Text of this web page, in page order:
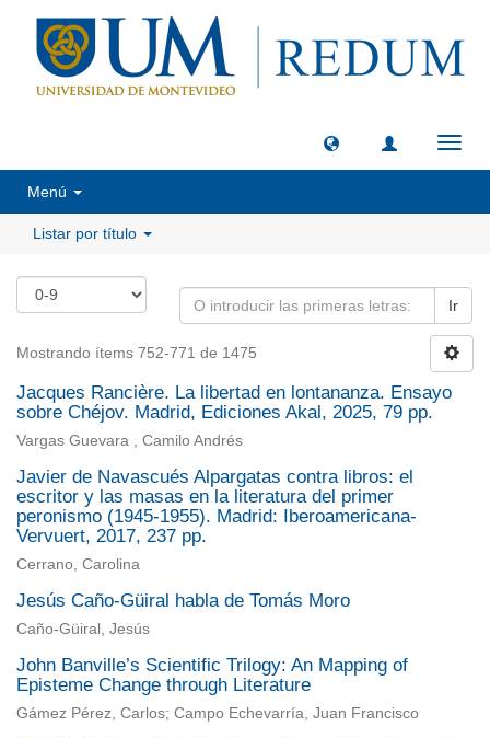
Menú
Listar por título
Ir
Mostrando ítems 752-771 de 1475
Jacques Rancière. La libertad en lontananza. Ensayo
sobre Chéjov. Madrid, Ediciones Akal, 2025, 79 pp.
Vargas Guevara , Camilo Andrés
Javier de Navascués Alpargatas contra libros: el
escritor y las masas en la literatura del primer
peronismo (1945-1955). Madrid: Iberoamericana-
Vervuert, 2017, 237 pp.
Cerrano, Carolina
Jesús Caño-Güiral habla de Tomás Moro
Caño-Güiral, Jesús
John Banville’s Scientific Trilogy: An Mapping of
Episteme Change through Literature
Gámez Pérez, Carlos; Campo Echevarría, Juan Francisco